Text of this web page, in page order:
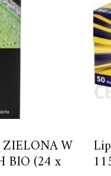
W
BIO (24 x